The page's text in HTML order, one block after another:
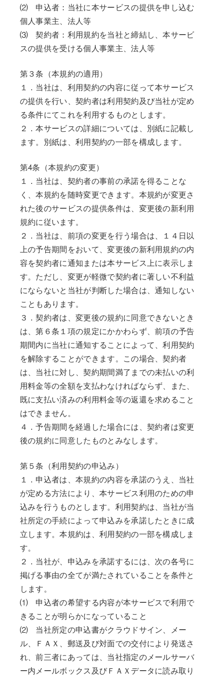
⑵ 申込者：当社に本サービスの提供を申し込む
個人事業主、法人等
⑶ 契約者：利用規約を当社と締結し、本サービ
スの提供を受ける個人事業主、法人等
第３条（本規約の適用）
１．当社は、利用契約の内容に従って本サービス
の提供を行い、契約者は利用契約及び当社が定め
る条件にてこれを利用するものとします。
２．本サービスの詳細については、別紙に記載し
ます。別紙は、利用契約の一部を構成します。
第4条（本規約の変更）
１．当社は、契約者の事前の承諾を得ることな
く、本規約を随時変更できます。本規約が変更さ
れた後のサービスの提供条件は、変更後の新利用
規約に従います。
２．当社は、前項の変更を行う場合は、１４日以
上の予告期間をおいて、変更後の新利用規約の内
容を契約者に通知または本サービス上に表示しま
す。ただし、変更が軽微で契約者に著しい不利益
にならないと当社が判断した場合は、通知しない
こともあります。
３．契約者は、変更後の規約に同意できないとき
は、第６条１項の規定にかかわらず、前項の予告
期間内に当社に通知することによって、利用契約
を解除することができます。この場合、契約者
は、当社に対し、契約期間満了までの未払いの利
用料金等の全額を支払わなければならず、また、
既に支払い済みの利用料金等の返還を求めること
はできません。
４．予告期間を経過した場合には、契約者は変更
後の規約に同意したものとみなします。
第５条（利用契約の申込み）
１．申込者は、本規約の内容を承諾のうえ、当社
が定める方法により、本サービス利用のための申
込みを行うものとします。利用契約は、当社が当
社所定の手続によって申込みを承諾したときに成
立します。本規約は、利用契約の一部を構成しま
す。
２．当社が、申込みを承諾するには、次の各号に
掲げる事由の全てが満たされていることを条件と
します。
⑴ 申込者の希望する内容が本サービスで利用で
きることが明らかになっていること
⑵ 当社所定の申込書がクラウドサイン、メー
ル、ＦＡＸ、郵送及び対面での交付により発送さ
れ、前三者にあっては、当社指定のメールサーバ
ー内メールボックス及びＦＡＸデータに読み取り